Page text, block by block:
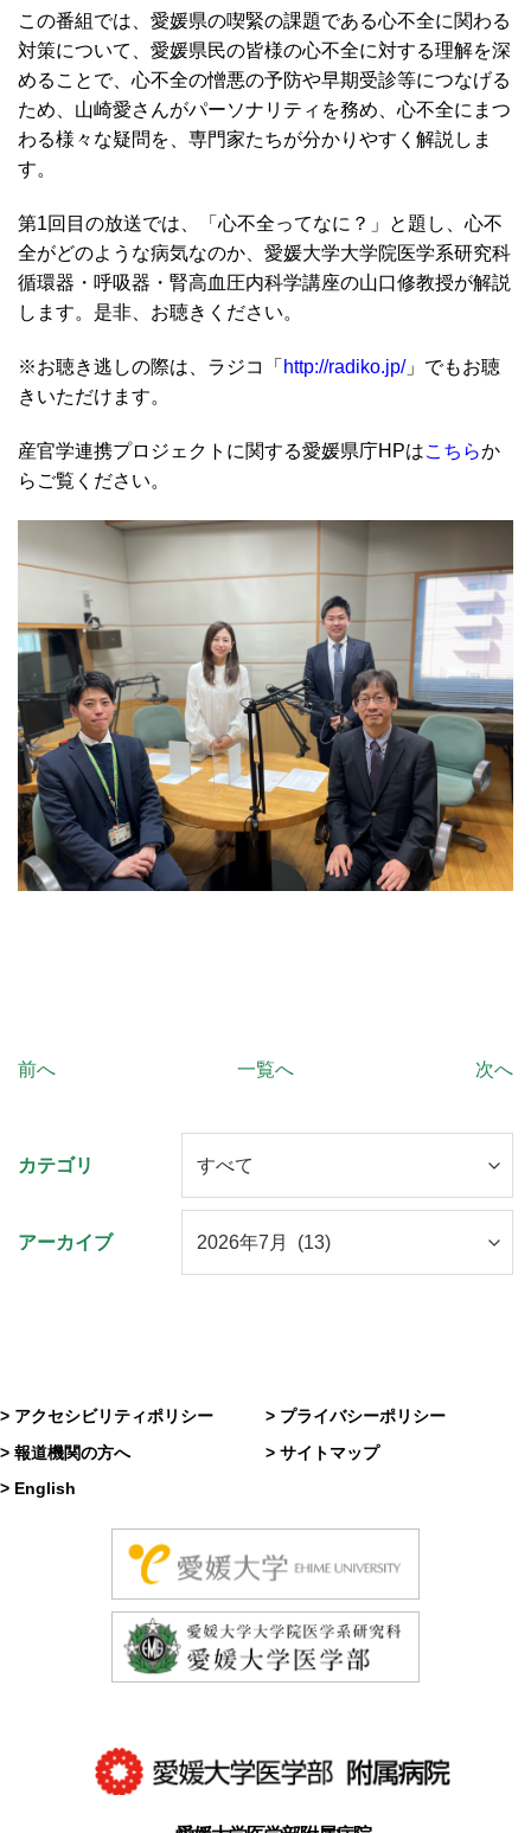
この番組では、愛媛県の喫緊の課題である心不全に関わる
対策について、愛媛県民の皆様の心不全に対する理解を深
めることで、心不全の憎悪の予防や早期受診等につなげる
ため、山崎愛さんがパーソナリティを務め、心不全にまつ
わる様々な疑問を、専門家たちが分かりやすく解説しま
す。
第1回目の放送では、「心不全ってなに？」と題し、心不
全がどのような病気なのか、愛媛大学大学院医学系研究科
循環器・呼吸器・腎高血圧内科学講座の山口修教授が解説
します。是非、お聴きください。
※お聴き逃しの際は、ラジコ「 http://radiko.jp/」でもお聴
きいただけます。
産官学連携プロジェクトに関する愛媛県庁HPはこちらか
らご覧ください。
前へ 一覧へ 次へ
カテゴリ
アーカイブ
> アクセシビリティポリシー
> プライバシーポリシー
> 報道機関の方へ
> サイトマップ
> English